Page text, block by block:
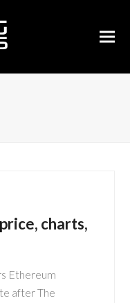
charts,
Ethereum
after The